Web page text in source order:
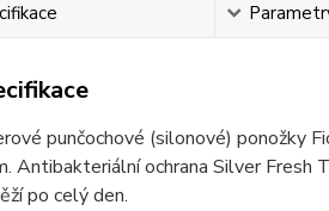
punčochové (silonové) ponožky
Antibakteriální ochrana Silver Fresh
po celý den.